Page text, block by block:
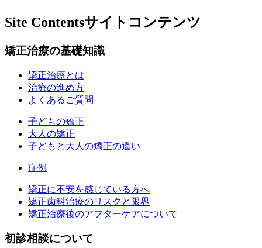
Site Contentsサイトコンテンツ
矯正治療の基礎知識
矯正治療とは
治療の進め方
よくあるご質問
子どもの矯正
大人の矯正
子どもと大人の矯正の違い
症例
矯正に不安を感じている方へ
矯正歯科治療のリスクと限界
矯正治療後のアフターケアについて
初診相談について